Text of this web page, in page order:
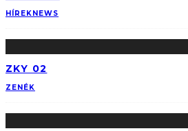
HÍREK NEWS
ZKY 02
ZENÉK